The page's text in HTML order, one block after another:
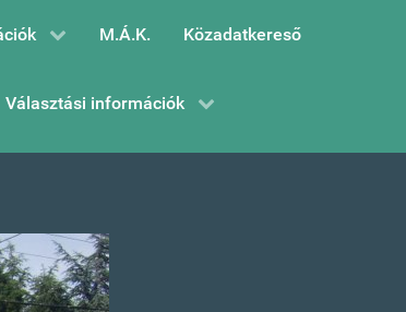
M.Á.K. Közadatkereső
Választási információk